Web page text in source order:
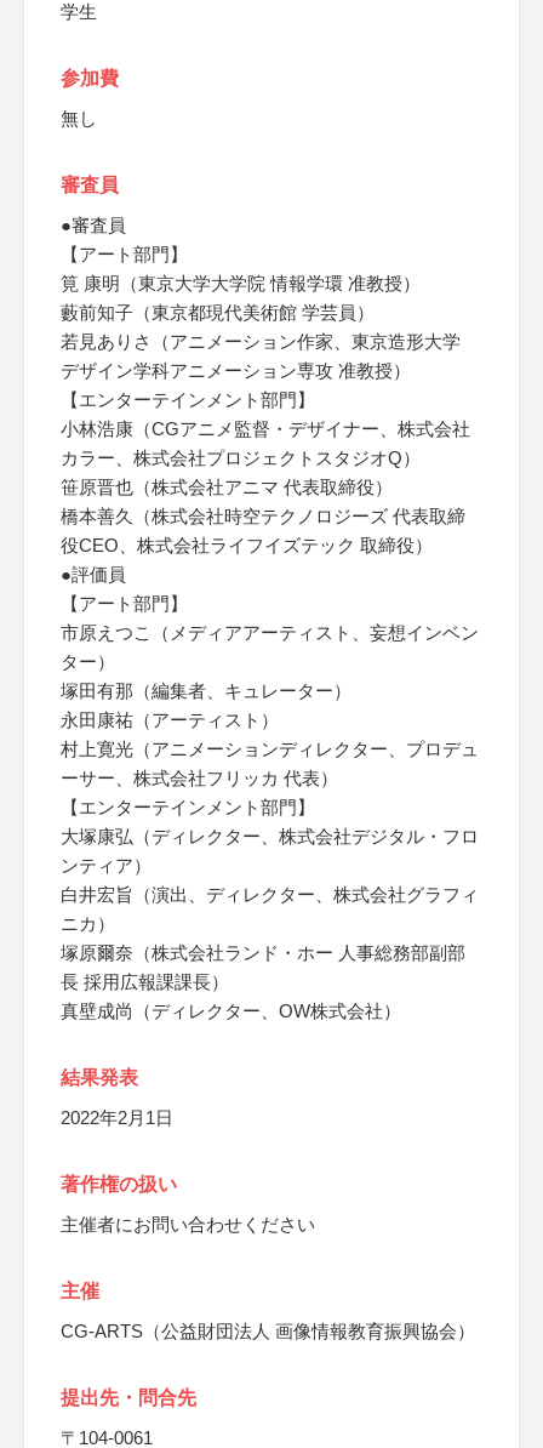
学生
参加費
無し
審査員
●審査員
【アート部門】
筧 康明（東京大学大学院 情報学環 准教授）
藪前知子（東京都現代美術館 学芸員）
若見ありさ（アニメーション作家、東京造形大学
デザイン学科アニメーション専攻 准教授）
【エンターテインメント部門】
小林浩康（CGアニメ監督・デザイナー、株式会社
カラー、株式会社プロジェクトスタジオQ）
笹原晋也（株式会社アニマ 代表取締役）
橋本善久（株式会社時空テクノロジーズ 代表取締
役CEO、株式会社ライフイズテック 取締役）
●評価員
【アート部門】
市原えつこ（メディアアーティスト、妄想インベン
ター）
塚田有那（編集者、キュレーター）
永田康祐（アーティスト）
村上寛光（アニメーションディレクター、プロデュ
ーサー、株式会社フリッカ 代表）
【エンターテインメント部門】
大塚康弘（ディレクター、株式会社デジタル・フロ
ンティア）
白井宏旨（演出、ディレクター、株式会社グラフィ
ニカ）
塚原爾奈（株式会社ランド・ホー 人事総務部副部
長 採用広報課課長）
真壁成尚（ディレクター、OW株式会社）
結果発表
2022年2月1日
著作権の扱い
主催者にお問い合わせください
主催
CG-ARTS（公益財団法人 画像情報教育振興協会）
提出先・問合先
〒104-0061